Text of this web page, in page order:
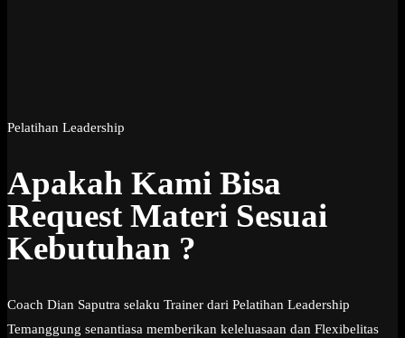
Pelatihan Leadership
Apakah Kami Bisa
Request Materi Sesuai
Kebutuhan ?
Coach Dian Saputra selaku Trainer dari Pelatihan Leadership
Temanggung senantiasa memberikan keleluasaan dan Flexibelitas